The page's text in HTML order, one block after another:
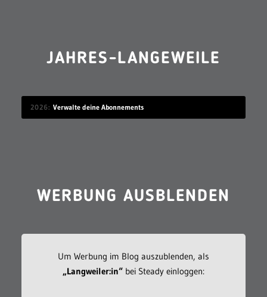
JAHRES-LANGEWEILE
2026 Verwalte deine Abonnements
WERBUNG AUSBLENDEN
Um Werbung im Blog auszublenden, als
„Langweiler:in“bei Steady einloggen: